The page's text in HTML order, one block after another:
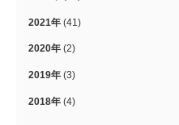
2021年 (41)
2020年 (2)
2019年 (3)
2018年 (4)